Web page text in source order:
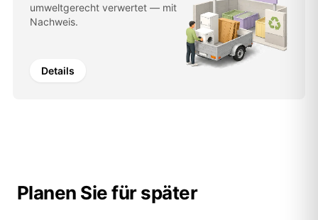
umweltgerecht verwertet — mit
Nachweis.
Details
Planen Sie für später